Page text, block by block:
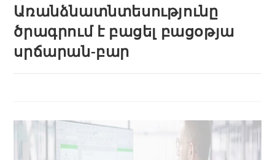
Առանձնատնտեսությունը
ծրագրում է բացել բացօթյա
սրճարան-բար